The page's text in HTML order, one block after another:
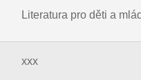
Literatura pro děti a
xxx